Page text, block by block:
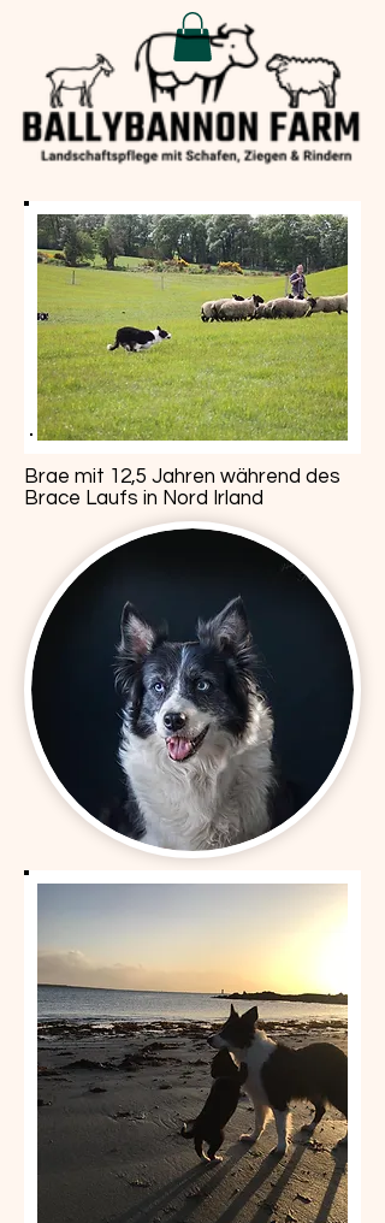
Brae mit 12,5 Jahren während des
Brace Laufs in Nord Irland